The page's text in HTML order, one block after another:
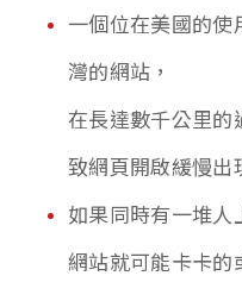
一個位在美國的使
灣的網站，
在長達數千公里的
致網頁開啟緩慢出
如果同時有一堆人
網站就可能卡卡的